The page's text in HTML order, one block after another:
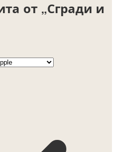
от „Сгради и